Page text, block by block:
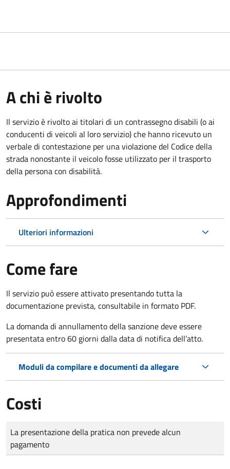
A chi è rivolto
Il servizio è rivolto ai titolari di un contrassegno disabili (o ai
conducenti di veicoli al loro servizio) che hanno ricevuto un
verbale di contestazione per una violazione del Codice della
strada nonostante il veicolo fosse utilizzato per il trasporto
della persona con disabilità.
Approfondimenti
Ulteriori informazioni
Come fare
Il servizio può essere attivato presentando tutta la
documentazione prevista, consultabile in formato PDF.
La domanda di annullamento della sanzione deve essere
presentata entro 60 giorni dalla data di notifica dell’atto.
Moduli da compilare e documenti da allegare
Costi
Tipo di pagamento
Importo
La presentazione della pratica non prevede alcun
pagamento